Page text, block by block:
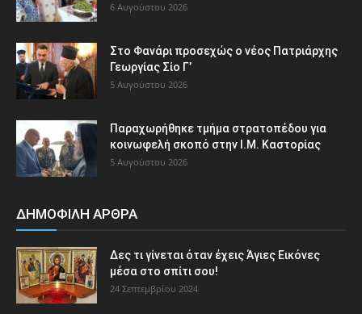
6 Αυγούστου 2026
Στο Φανάρι προσεχώς ο νέος Πατριάρχης
Γεωργίας Σίο Γ’
5 Αυγούστου 2026
Παραχωρήθηκε τμήμα στρατοπέδου για
κοινωφελή σκοπό στην Ι.Μ. Καστορίας
5 Αυγούστου 2026
ΔΗΜΟΦΙΛΗ ΑΡΘΡΑ
Δες τι γίνεται όταν έχεις Άγιες Εικόνες
μέσα στο σπίτι σου!
24 Σεπτεμβρίου 2024